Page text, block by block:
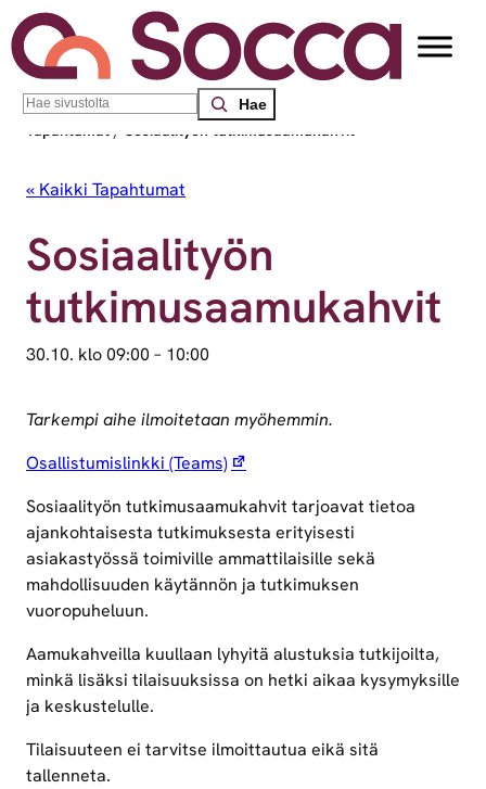
Search
Socca – Etelä-Suomen sosiaalialan osaamiskeskus
Tapahtumat / Sosiaalityön tutkimusaamukahvit
« Kaikki Tapahtumat
Sosiaalityön
tutkimusaamukahvit
30.10. klo 09:00 – 10:00
Tarkempi aihe ilmoitetaan myöhemmin.
Osallistumislinkki (Teams)
Sosiaalityön tutkimusaamukahvit tarjoavat tietoa
ajankohtaisesta tutkimuksesta erityisesti
asiakastyössä toimiville ammattilaisille sekä
mahdollisuuden käytännön ja tutkimuksen
vuoropuheluun.
Aamukahveilla kuullaan lyhyitä alustuksia tutkijoilta,
minkä lisäksi tilaisuuksissa on hetki aikaa kysymyksille
ja keskustelulle.
Tilaisuuteen ei tarvitse ilmoittautua eikä sitä
tallenneta.